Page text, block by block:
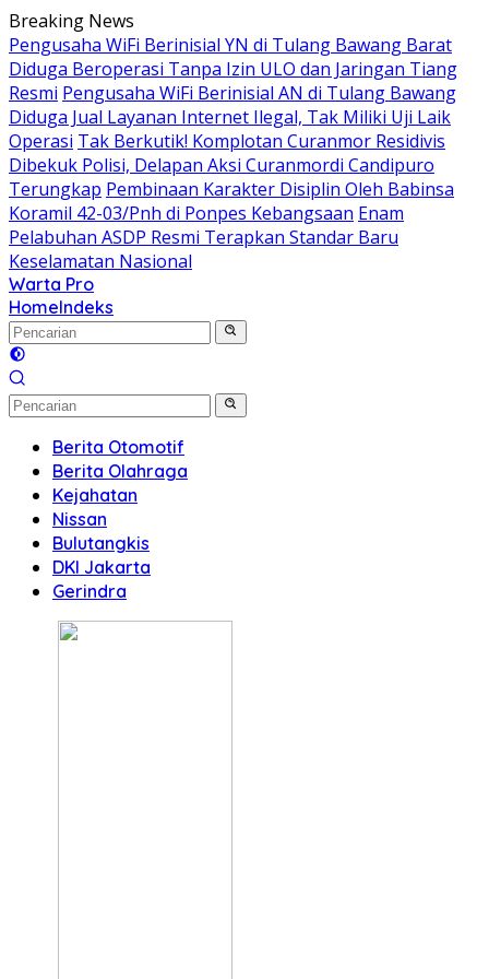
Langsung
ke
konten
Breaking News
Pengusaha WiFi Berinisial YN di Tulang Bawang Barat
Diduga Beroperasi Tanpa Izin ULO dan Jaringan Tiang
Resmi Pengusaha WiFi Berinisial AN di Tulang Bawang
Diduga Jual Layanan Internet Ilegal, Tak Miliki Uji Laik
Operasi Tak Berkutik! Komplotan Curanmor Residivis
Dibekuk Polisi, Delapan Aksi Curanmordi Candipuro
Terungkap Pembinaan Karakter Disiplin Oleh Babinsa
Koramil 42-03/Pnh di Ponpes Kebangsaan Enam
Pelabuhan ASDP Resmi Terapkan Standar Baru
Keselamatan Nasional
Warta Pro
Akurat
dan
Terpercaya
HomeIndeks
Berita Otomotif
Berita Olahraga
Kejahatan
Nissan
Bulutangkis
DKI Jakarta
Gerindra